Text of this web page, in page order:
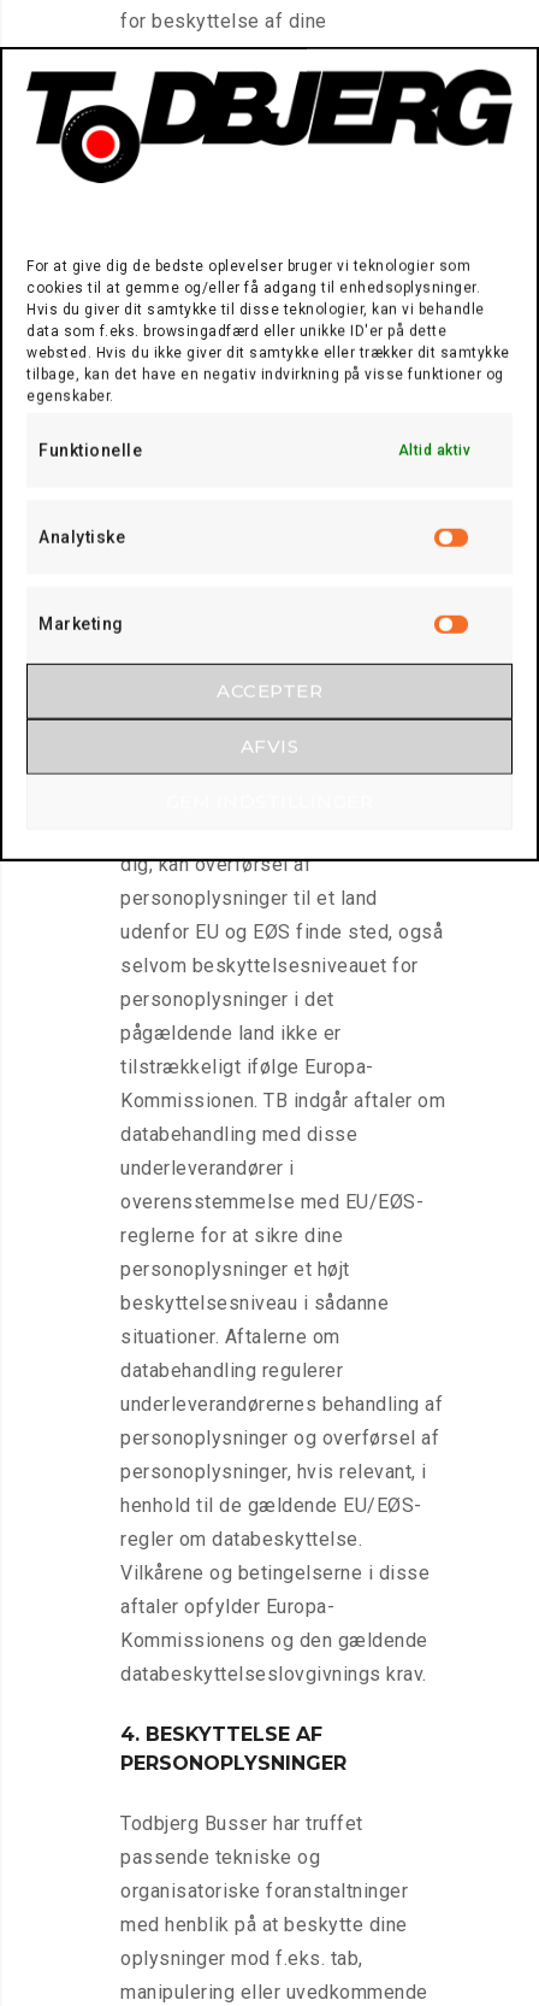
For at give dig de bedste oplevelser bruger vi teknologier som
cookies til at gemme og/eller få adgang til enhedsoplysninger.
Hvis du giver dit samtykke til disse teknologier, kan vi behandle
data som f.eks. browsingadfærd eller unikke ID'er på dette
websted. Hvis du ikke giver dit samtykke eller trækker dit samtykke
tilbage, kan det have en negativ indvirkning på visse funktioner og
egenskaber.
Funktionelle Altid aktiv
Analytiske
Marketing
ACCEPTER
AFVIS
for beskyttelse af dine
personoplysninger. Data kan blive
gemt i op til fem år, men her
understreges det samtidigt at hvis
det findes relevant hænder det at
personoplysninger til tredjeparter,
f.eks. politiet eller anden offentlig
myndighed, såfremt dette sker i
forbindelse med efterforskning af
videregive sådanne oplysninger i
afgørelse fra en offentlig
personoplysninger til lande udenfor
EU og EØS, men hvis vi f.eks. har en
underleverandør med
dig, kan overførsel af
personoplysninger til et land
udenfor EU og EØS finde sted, også
selvom beskyttelsesniveauet for
personoplysninger i det
pågældende land ikke er
tilstrækkeligt ifølge Europa-
Kommissionen. TB indgår aftaler om
databehandling med disse
underleverandører i
overensstemmelse med EU/EØS-
reglerne for at sikre dine
personoplysninger et højt
beskyttelsesniveau i sådanne
situationer. Aftalerne om
databehandling regulerer
underleverandørernes behandling af
personoplysninger og overførsel af
personoplysninger, hvis relevant, i
henhold til de gældende EU/EØS-
regler om databeskyttelse.
Vilkårene og betingelserne i disse
aftaler opfylder Europa-
Kommissionens og den gældende
databeskyttelseslovgivnings krav.
4. BESKYTTELSE AF
PERSONOPLYSNINGER
Todbjerg Busser har truffet
passende tekniske og
organisatoriske foranstaltninger
med henblik på at beskytte dine
oplysninger mod f.eks. tab,
manipulering eller uvedkommende